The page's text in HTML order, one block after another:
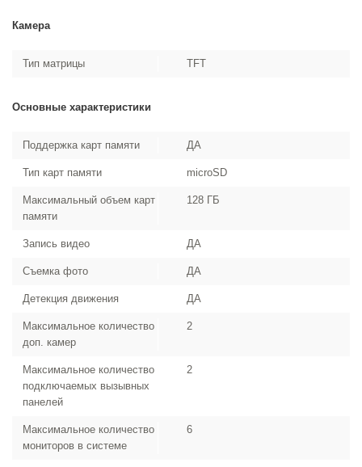
Камера
Тип матрицы TFT
Основные характеристики
Поддержка карт памяти ДА
Тип карт памяти microSD
Максимальный объем карт
памяти
128 ГБ
Запись видео ДА
Съемка фото ДА
Детекция движения ДА
Максимальное количество
доп. камер
2
Максимальное количество
подключаемых вызывных
панелей
2
Максимальное количество
мониторов в системе
6